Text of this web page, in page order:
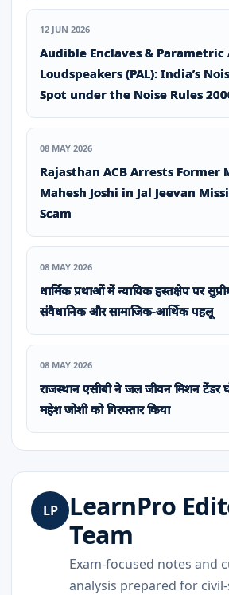
12 JUN 2026
Audible Enclaves & Parametric
Loudspeakers (PAL): India’s
Spot under the Noise Rules
08 MAY 2026
Rajasthan ACB Arrests Former
Mahesh Joshi in Jal Jeevan
Scam
08 MAY 2026
धार्मिक प्रथाओं में न्यायिक हस्तक्षेप पर
संवैधानिक और सामाजिक-आर्थिक पहलू
08 MAY 2026
राजस्थान एसीबी ने जल जीवन मिशन टेंडर
महेश जोशी को गिरफ्तार किया
LP
LearnPro
Team
Exam-focused notes and
analysis prepared for